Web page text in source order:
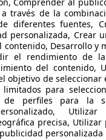
BMW X3
€ 20.990
Sin
km Diésel
140 kW
Comprender al
través de la
diferentes fuentes,
personalizada, Crear
contenido, Desarrollo y
el rendimiento de
del contenido,
objetivo de seleccionar
para
de perfiles para la
precisa, Utilizar
personalizada